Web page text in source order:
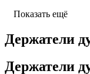
Показать ещё
Держатели
Держатели